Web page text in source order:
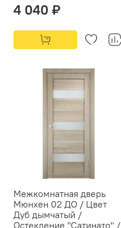
4 040 ₽
Межкомнатная дверь
Мюнхен 02 ДО / Цвет
Дуб дымчатый /
Остекление "Сатинато" /